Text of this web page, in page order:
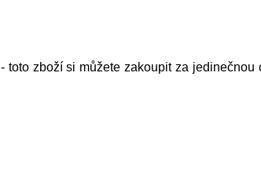
- toto zboží si můžete zakoupit za jedinečnou